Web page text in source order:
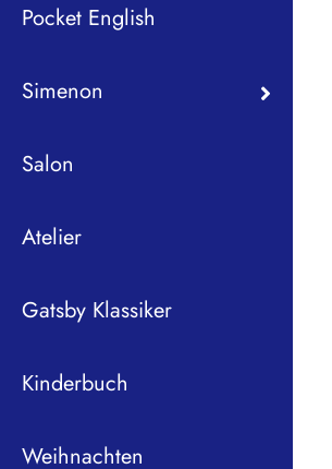
Pocket English
Simenon
Salon
Atelier
Gatsby Klassiker
Kinderbuch
Weihnachten